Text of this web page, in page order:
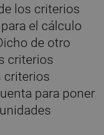
los criterios
el cálculo
de otro
criterios
criterios
para poner